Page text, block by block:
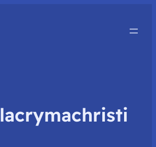
lacrymachristi